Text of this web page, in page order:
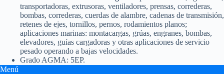
transportadoras, extrusoras, ventiladores, prensas, correderas,
bombas, correderas, cuerdas de alambre, cadenas de transmisión,
retenes de ejes, tornillos, pernos, rodamientos planos;
aplicaciones marinas: montacargas, grúas, engranes, bombas,
elevadores, guías cargadoras y otras aplicaciones de servicio
pesado operando a bajas velocidades.
Grado AGMA: 5EP.
Menú